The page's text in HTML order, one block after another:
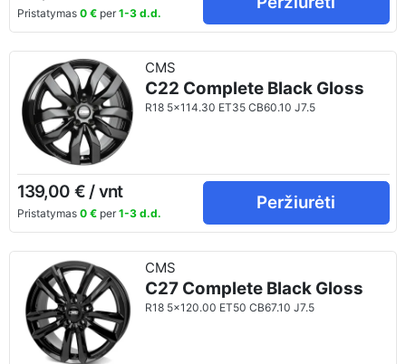
Pristatymas 0 €per 1-3 d.d.
CMS
C22 Complete Black Gloss
R18 5x114.30 ET35 CB60.10 J7.5
139,00 € / vnt
Pristatymas 0 €per 1-3 d.d.
Peržiurėti
CMS
C27 Complete Black Gloss
R18 5x120.00 ET50 CB67.10 J7.5